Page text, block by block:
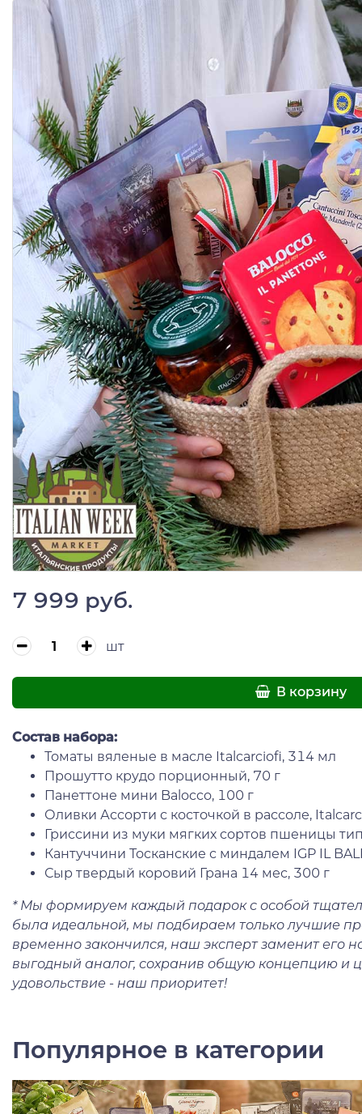
7 999 руб.
шт
В корзину
Состав набора:
Томаты вяленые в масле Italcarciofi, 314 мл
Прошутто крудо порционный, 70 г
Панеттоне мини Balocco, 100 г
Оливки Ассорти с косточкой в рассоле,
Гриссини из муки мягких сортов пшеницы
Кантуччини Тосканские с миндалем IGP IL
Сыр твердый коровий Грана 14 мес, 300 г
* Мы формируем каждый подарок с особой
была идеальной, мы подбираем только лучшие
временно закончился, наш эксперт заменит его
выгодный аналог, сохранив общую концепцию и
удовольствие - наш приоритет!
Популярное в категории